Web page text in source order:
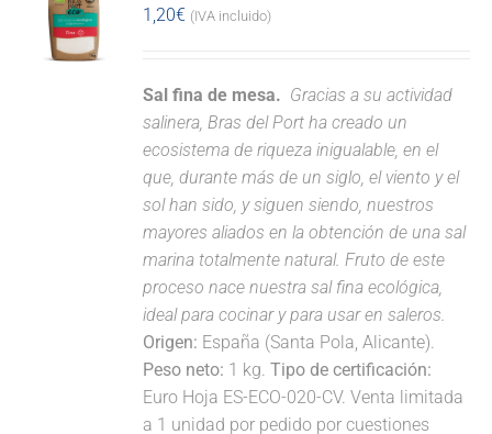
1,20€ (IVA incluido)
Sal fina de mesa. Gracias a su actividad
salinera, Bras del Port ha creado un
ecosistema de riqueza inigualable, en el
que, durante más de un siglo, el viento y el
sol han sido, y siguen siendo, nuestros
mayores aliados en la obtención de una sal
marina totalmente natural. Fruto de este
proceso nace nuestra sal fina ecológica,
ideal para cocinar y para usar en saleros.
Origen: España (Santa Pola, Alicante).
Peso neto: 1 kg.Tipo de certificación:
Euro Hoja ES-ECO-020-CV. Venta limitada
a 1 unidad por pedido por cuestiones